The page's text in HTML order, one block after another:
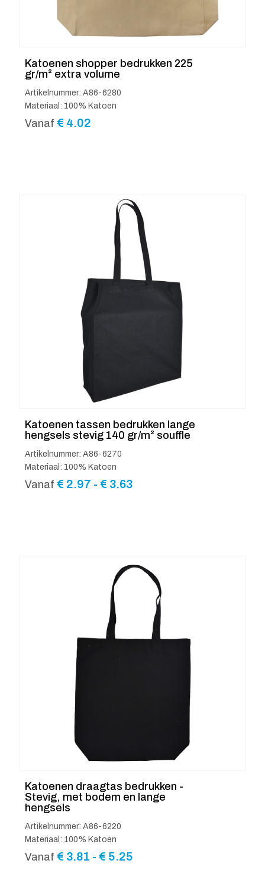
Katoenen shopper bedrukken 225
gr/m² extra volume
Artikelnummer: A86-6280
Materiaal: 100% Katoen
Vanaf € 4.02
Katoenen tassen bedrukken lange
hengsels stevig 140 gr/m² souffle
Artikelnummer: A86-6270
Materiaal: 100% Katoen
Vanaf € 2.97 - € 3.63Prijsklasse:
Katoenen draagtas bedrukken -
Stevig, met bodem en lange
hengsels
Artikelnummer: A86-6220
Materiaal: 100% Katoen
Vanaf € 3.81 - € 5.25